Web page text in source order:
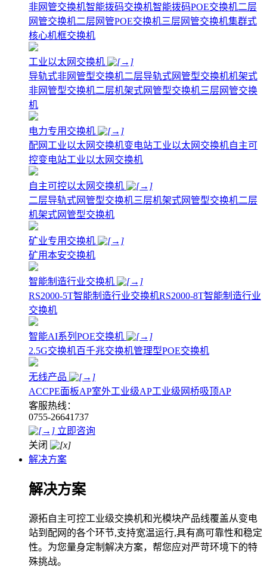
非网管交换机智能拨码交换机智能拨码POE交换机二层
网管交换机二层网管POE交换机三层网管交换机集群式
核心机框交换机
工业以太网交换机
导轨式非网管型交换机二层导轨式网管型交换机机架式
非网管型交换机二层机架式网管型交换机三层网管交换
机
电力专用交换机
配网工业以太网交换机变电站工业以太网交换机自主可
控变电站工业以太网交换机
自主可控以太网交换机
二层导轨式网管型交换机三层机架式网管型交换机二层
机架式网管型交换机
矿业专用交换机
矿用本安交换机
智能制造行业交换机
RS2000-5T智能制造行业交换机RS2000-8T智能制造行业
交换机
智能AI系列POE交换机
2.5G交换机百千兆交换机管理型POE交换机
无线产品
ACCPE面板AP室外工业级AP工业级网桥吸顶AP
客服热线：
0755-26641737
立即咨询
关闭
解决方案
解决方案
源拓自主可控工业级交换机和光模块产品线覆盖从变电
站到配网的各个环节,支持宽温运行,具有高可靠性和稳定
性。为您量身定制解决方案，帮您应对严苛环境下的特
殊挑战。